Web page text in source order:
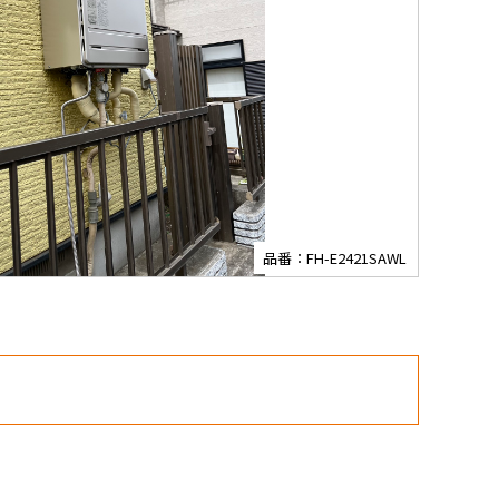
品番：FH-E2421SAWL